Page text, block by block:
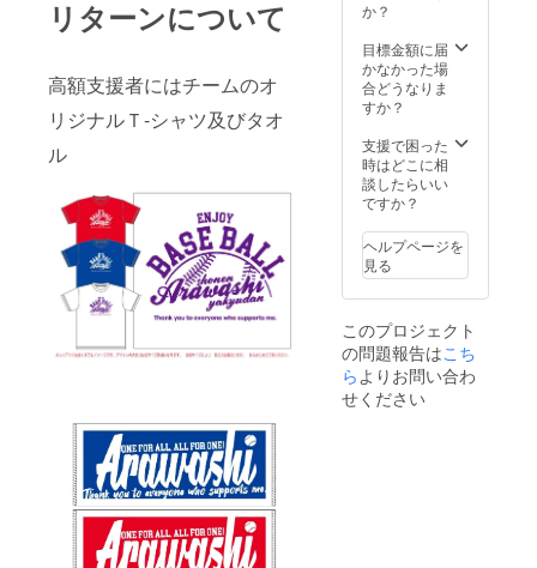
リターンについて
高額支援者にはチームのオ
リジナルＴ-シャツ及びタオ
ル
か？
目標金額に届
かなかった場
合どうなりま
すか？
支援で困った
時はどこに相
談したらいい
ですか？
ヘルプページを
見る
このプロジェクト
の問題報告はこち
ら よりお問い合わ
せください